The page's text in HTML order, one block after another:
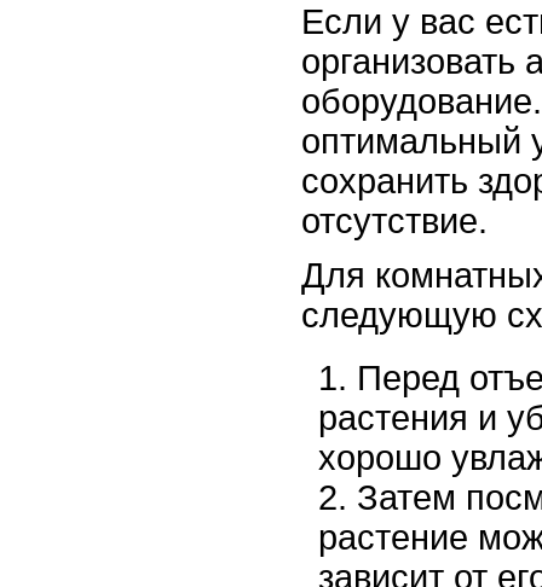
Если у вас
организовать
оптимальный
сохранить
отсутствие.
Для
следующую
Перед
растения и
хорошо
Затем
растение
зависит от